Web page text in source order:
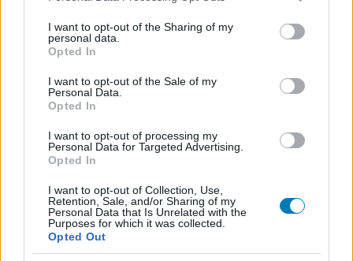
not limited to your visit or usage behaviour. You may click to
grant or deny consent to Google and its third-party tags to
use your data for below specified purposes in below Google
consent section.
I want to opt-out of the Sharing of my
personal data.
Opted In
I want to opt-out of the Sale of my
Personal Data.
Opted In
I want to opt-out of processing my
Personal Data for Targeted Advertising.
Opted In
I want to opt-out of Collection, Use,
Retention, Sale, and/or Sharing of my
Personal Data that Is Unrelated with the
Purposes for which it was collected.
Opted Out
Világuralom legújabb trailere
| 2022.04.28 18:02
egyaránt felköthetik a gatyát az új filmben.